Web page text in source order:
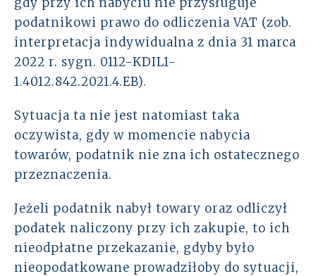
podatnikowi prawo do odliczenia VAT (zob.
interpretacja indywidualna z dnia 31 marca
2022 r. sygn. 0112-KDIL1-
1.4012.842.2021.4.EB).
Sytuacja ta nie jest natomiast taka
oczywista, gdy w momencie nabycia
towarów, podatnik nie zna ich ostatecznego
przeznaczenia.
Jeżeli podatnik nabył towary oraz odliczył
podatek naliczony przy ich zakupie, to ich
nieodpłatne przekazanie, gdyby było
nieopodatkowane prowadziłoby do sytuacji,